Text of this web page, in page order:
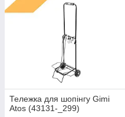
Тележка для шопінгу Gimi
Atos (43131-_299)